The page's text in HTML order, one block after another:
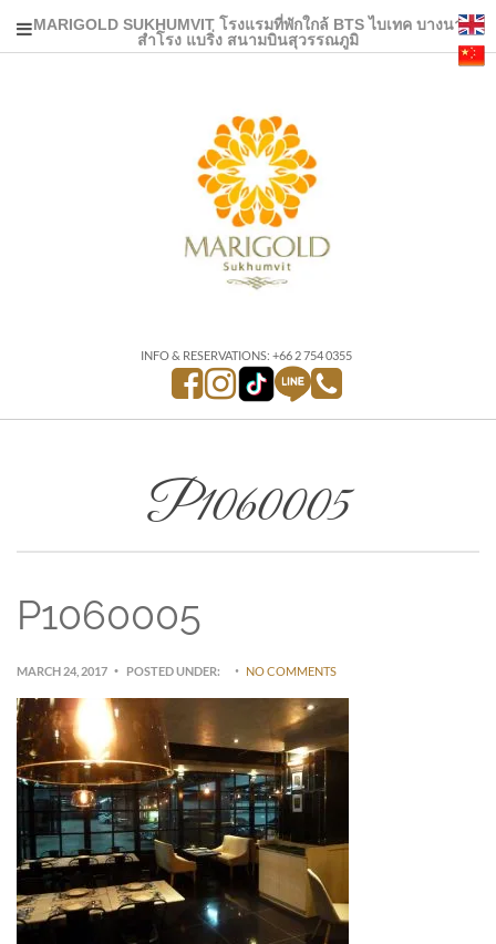
MARIGOLD SUKHUMVIT โรงแรมที่พักใกล้ BTS ไบเทค บางนา
สำโรง แบริ่ง สนามบินสุวรรณภูมิ
INFO & RESERVATIONS: +66 2 754 0355
P1060005
P1060005
MARCH 24, 2017 POSTED UNDER: NO COMMENTS